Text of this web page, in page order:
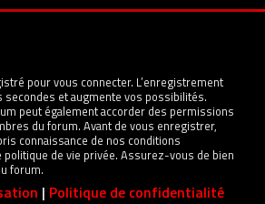
pour vous connecter. L’enregistrement
secondes et augmente vos possibilités.
peut également accorder des permissions
du forum. Avant de vous enregistrer,
connaissance de nos conditions
politique de vie privée. Assurez-vous de bien
forum.
| Politique de confidentialité